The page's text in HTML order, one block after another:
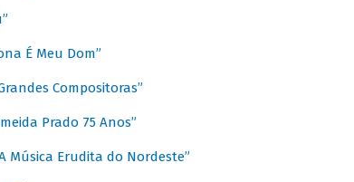
É Meu Dom”
Compositoras”
Prado 75 Anos”
Música Erudita do Nordeste”